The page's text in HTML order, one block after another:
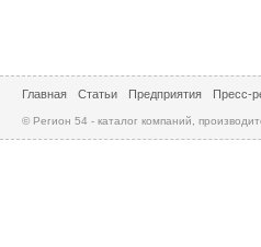
Главная Статьи Предприятия Пресс-
© Регион 54 - каталог компаний,